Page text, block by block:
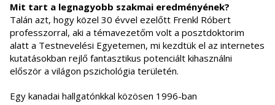
Mit tart a legnagyobb szakmai eredményének?
Talán azt, hogy közel 30 évvel ezelőtt Frenkl Róbert
professzorral, aki a témavezetőm volt a posztdoktorim
alatt a Testnevelési Egyetemen, mi kezdtük el az internetes
kutatásokban rejlő fantasztikus potenciált kihasználni
először a világon pszichológia területén.
Egy kanadai hallgatónkkal közösen 1996-ban